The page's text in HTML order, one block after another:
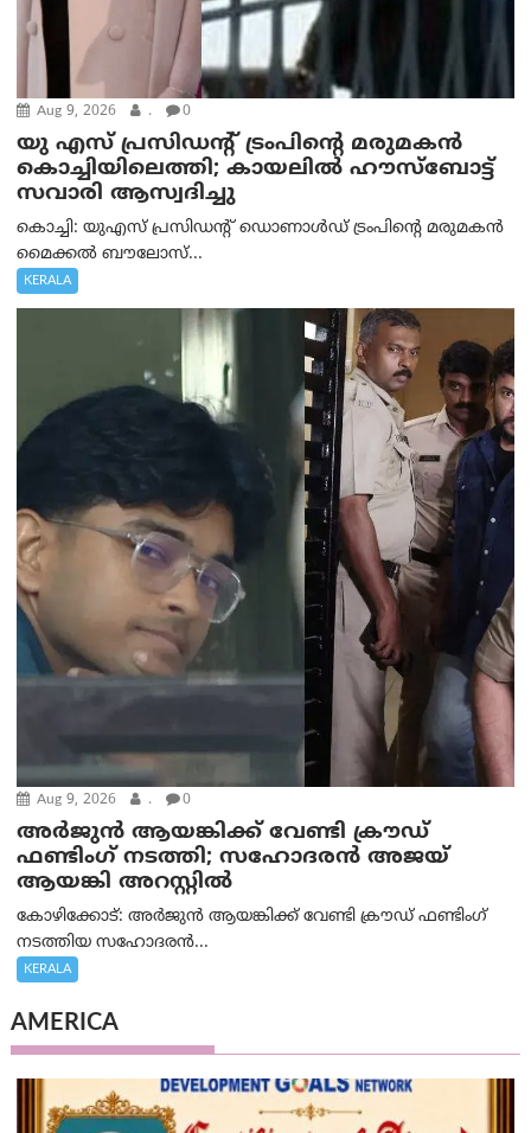
Aug 9, 2026 . 0
യു എസ് പ്രസിഡന്റ് ട്രംപിന്റെ മരുമകൻ
കൊച്ചിയിലെത്തി; കായലിൽ ഹൗസ്ബോട്ട്
സവാരി ആസ്വദിച്ചു
കൊച്ചി: യുഎസ് പ്രസിഡന്റ് ഡൊണാൾഡ് ട്രംപിന്റെ മരുമകൻ
മൈക്കൽ ബൗലോസ്...
KERALA
Aug 9, 2026 . 0
അർജുൻ ആയങ്കിക്ക് വേണ്ടി ക്രൗഡ്
ഫണ്ടിംഗ് നടത്തി; സഹോദരന്‍ അജയ്
ആയങ്കി അറസ്റ്റിൽ
കോഴിക്കോട്: അർജുൻ ആയങ്കിക്ക് വേണ്ടി ക്രൗഡ് ഫണ്ടിംഗ്
നടത്തിയ സഹോദരന്‍...
KERALA
AMERICA